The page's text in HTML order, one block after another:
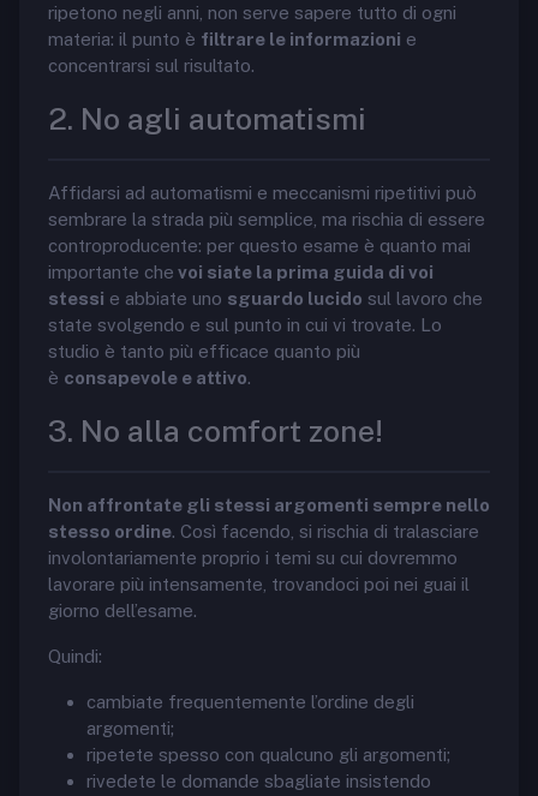
ripetono negli anni, non serve sapere tutto di ogni
materia: il punto è filtrare le informazioni e
concentrarsi sul risultato.
2. No agli automatismi
Affidarsi ad automatismi e meccanismi ripetitivi può
sembrare la strada più semplice, ma rischia di essere
controproducente: per questo esame è quanto mai
importante che voi siate la prima guida di voi
stessi e abbiate uno sguardo lucido sul lavoro che
state svolgendo e sul punto in cui vi trovate. Lo
studio è tanto più efficace quanto più
è consapevole e attivo.
3. No alla comfort zone!
Non affrontate gli stessi argomenti sempre nello
stesso ordine. Così facendo, si rischia di tralasciare
involontariamente proprio i temi su cui dovremmo
lavorare più intensamente, trovandoci poi nei guai il
giorno dell’esame.
Quindi:
cambiate frequentemente l’ordine degli
argomenti;
ripetete spesso con qualcuno gli argomenti;
rivedete le domande sbagliate insistendo